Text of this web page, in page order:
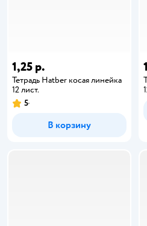
1,25 р.
Тетрадь Hatber косая линейка
12 лист.
5
В корзину